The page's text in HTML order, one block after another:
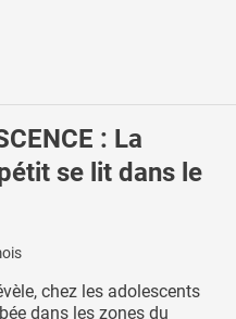
: La
se lit dans le
chez les adolescents
dans les zones du